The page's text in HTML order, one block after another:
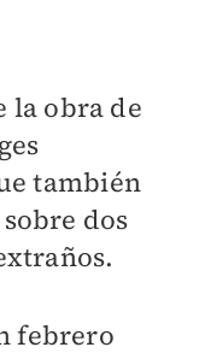
la obra de
también
dos
febrero